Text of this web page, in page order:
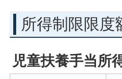
所得制限限度
児童扶養手当所